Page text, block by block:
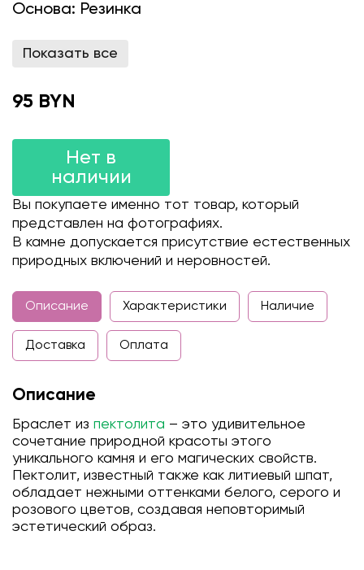
Основа: Резинка
Показать все
95 BYN
Нет в
наличии
Вы покупаете именно тот товар, который
представлен на фотографиях.
В камне допускается присутствие естественных
природных включений и неровностей.
Описание Характеристики Наличие
Доставка Оплата
Описание
Браслет из пектолита – это удивительное
сочетание природной красоты этого
уникального камня и его магических свойств.
Пектолит, известный также как литиевый шпат,
обладает нежными оттенками белого, серого и
розового цветов, создавая неповторимый
эстетический образ.